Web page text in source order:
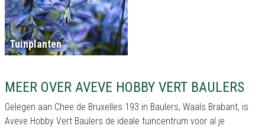
Tuinplanten
MEER OVER AVEVE HOBBY VERT BAULERS
Gelegen aan Chee de Bruxelles 193 in Baulers, Waals Brabant, is
Aveve Hobby Vert Baulers de ideale tuincentrum voor al je